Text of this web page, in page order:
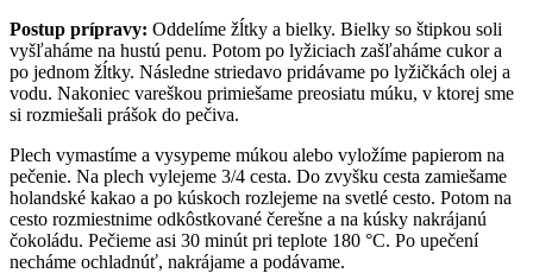
Postup prípravy: Oddelíme žĺtky a bielky. Bielky so štipkou soli
vyšľaháme na hustú penu. Potom po lyžiciach zašľaháme cukor a
po jednom žĺtky. Následne striedavo pridávame po lyžičkách olej a
vodu. Nakoniec vareškou primiešame preosiatu múku, v ktorej sme
si rozmiešali prášok do pečiva.
Plech vymastíme a vysypeme múkou alebo vyložíme papierom na
pečenie. Na plech vylejeme 3/4 cesta. Do zvyšku cesta zamiešame
holandské kakao a po kúskoch rozlejeme na svetlé cesto. Potom na
cesto rozmiestnime odkôstkované čerešne a na kúsky nakrájanú
čokoládu. Pečieme asi 30 minút pri teplote 180 °C. Po upečení
necháme ochladnúť, nakrájame a podávame.